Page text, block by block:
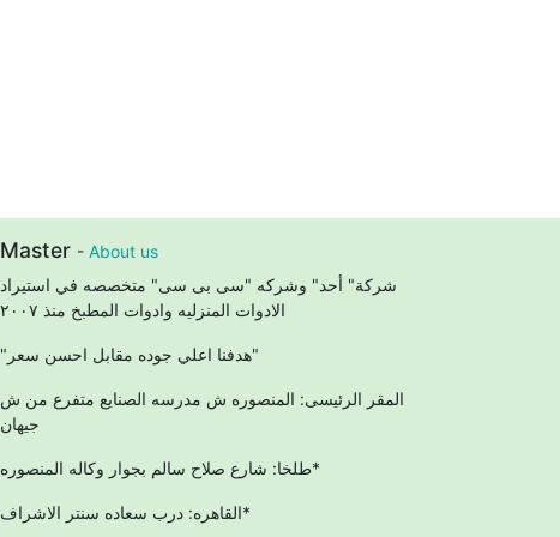
Master - About us
شركة" أحد" وشركه "سى بى سى" متخصصه في استيراد
"هدفنا اعلي جوده مقابل احسن سعر"
المقر الرئيسى: المنصوره ش مدرسه الصنايع متفرع من ش
جيهان
طلخا: شارع صلاح سالم بجوار وكاله المنصوره*
القاهره: درب سعاده سنتر الاشراف*